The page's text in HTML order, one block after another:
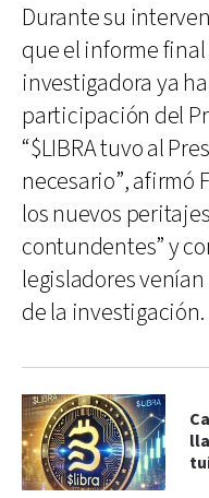
Durante su
que el informe
investigadora ya
participación del
“$LIBRA tuvo al
necesario”, afirmó
los nuevos
contundentes” y
legisladores
de la investigación.